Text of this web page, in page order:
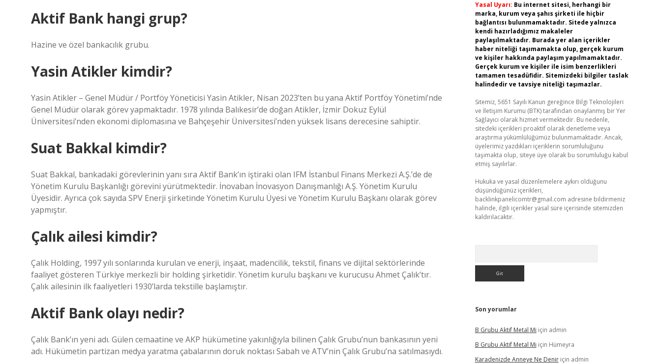
Aktif Bank hangi grup?
Hazine ve özel bankacılık grubu.
Yasin Atikler kimdir?
Yasin Atikler – Genel Müdür / Portföy Yöneticisi Yasin Atikler, Nisan 2023’ten bu yana Aktif Portföy Yönetimi’nde
Genel Müdür olarak görev yapmaktadır. 1978 yılında Balıkesir’de doğan Atikler, İzmir Dokuz Eylül
Üniversitesi’nden ekonomi diplomasına ve Bahçeşehir Üniversitesi’nden yüksek lisans derecesine sahiptir.
Suat Bakkal kimdir?
Suat Bakkal, bankadaki görevlerinin yanı sıra Aktif Bank’ın iştiraki olan IFM İstanbul Finans Merkezi A.Ş.’de de
Yönetim Kurulu Başkanlığı görevini yürütmektedir. İnovaban İnovasyon Danışmanlığı A.Ş. Yönetim Kurulu
Üyesidir. Ayrıca çok sayıda SPV Enerji şirketinde Yönetim Kurulu Üyesi ve Yönetim Kurulu Başkanı olarak görev
yapmıştır.
Çalık ailesi kimdir?
Çalık Holding, 1997 yılı sonlarında kurulan ve enerji, inşaat, madencilik, tekstil, finans ve dijital sektörlerinde
faaliyet gösteren Türkiye merkezli bir holding şirketidir. Yönetim kurulu başkanı ve kurucusu Ahmet Çalık’tır.
Çalık ailesinin ilk faaliyetleri 1930’larda tekstille başlamıştır.
Aktif Bank olayı nedir?
Çalık Bank’ın yeni adı. Gülen cemaatine ve AKP hükümetine yakınlığıyla bilinen Çalık Grubu’nun bankasının yeni
adı. Hükümetin partizan medya yaratma çabalarının doruk noktası Sabah ve ATV’nin Çalık Grubu’na satılmasıydı.
Yasal Uyarı: Bu internet sitesi, herhangi bir
marka, kurum veya şahıs şirketi ile hiçbir
bağlantısı bulunmamaktadır. Sitede yalnızca
kendi hazırladığımız makaleler
paylaşılmaktadır. Burada yer alan içerikler
haber niteliği taşımamakta olup, gerçek kurum
ve kişiler hakkında paylaşım yapılmamaktadır.
Gerçek kurum ve kişiler ile isim benzerlikleri
tamamen tesadüfidir. Sitemizdeki bilgiler taslak
halindedir ve tavsiye niteliği taşımazlar.
Sitemiz, 5651 Sayılı Kanun gereğince Bilgi Teknolojileri
ve İletişim Kurumu (BTK) tarafından onaylanmış bir Yer
Sağlayıcı olarak hizmet vermektedir. Bu nedenle,
sitedeki içerikleri proaktif olarak denetleme veya
araştırma yükümlülüğümüz bulunmamaktadır. Ancak,
üyelerimiz yazdıkları içeriklerin sorumluluğunu
taşımakta olup, siteye üye olarak bu sorumluluğu kabul
etmiş sayılırlar.
Hukuka ve yasal düzenlemelere aykırı olduğunu
düşündüğünüz içerikleri,
backlinkpanelicomtr@gmail.com adresine bildirmeniz
halinde, ilgili içerikler yasal süre içerisinde sitemizden
kaldırılacaktır.
Son yorumlar
B Grubu Aktif Metal Mi için admin
B Grubu Aktif Metal Mi için Hümeyra
Karadenizde Anneye Ne Deniriçin admin